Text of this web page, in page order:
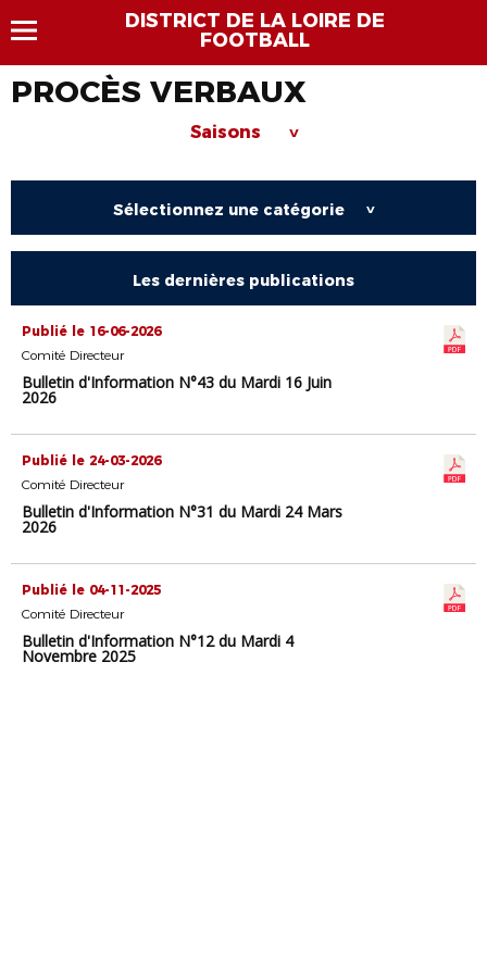
DISTRICT DE LA LOIRE DE
FOOTBALL
PROCÈS VERBAUX
Saisons >
Sélectionnez une catégorie >
Les dernières publications
Publié le 16-06-2026
Comité Directeur
Bulletin d'Information N°43 du Mardi 16 Juin
2026
Publié le 24-03-2026
Comité Directeur
Bulletin d'Information N°31 du Mardi 24 Mars
2026
Publié le 04-11-2025
Comité Directeur
Bulletin d'Information N°12 du Mardi 4
Novembre 2025